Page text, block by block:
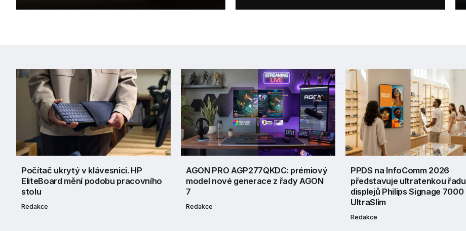
Výběr
Počítač ukrytý v klávesnici. HP
EliteBoard mění podobu pracovního
stolu
Redakce
AGON PRO AGP277QKDC: prémiový
model nové generace z řady AGON
7
Redakce
PPDS na InfoComm 2026
představuje ultratenkou řadu
displejů Philips Signage 7000
UltraSlim
Redakce